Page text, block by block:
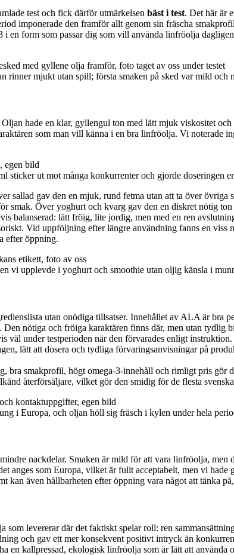
test och fick därför utmärkelsen bäst i test. Det här är
imponerade den framför allt genom sin fräscha
en form som passar dig som vill använda linfröolja
mjukt utan spill; första smaken på sked var mild och
hade en klar, gyllengul ton med lätt mjuk viskositet
som man vill känna i en bra linfröolja. Vi noterade
sticker ut mot många konkurrenter och gjorde doseringen
sallad gav den en mjuk, rund fetma utan att ta över övriga
smak. Över yoghurt och kvarg gav den en diskret nötig
balanserad: lätt fröig, lite jordig, men med en ren
Vid uppföljning efter längre användning fanns en viss
efter öppning.
vi upplevde i yoghurt och smoothie utan oljig känsla i
utan onödiga tillsatser. Innehållet av ALA är bra
nötiga och fröiga karaktären finns där, men utan tydlig
väl under testperioden när den förvarades enligt
lätt att dosera och tydliga förvaringsanvisningar på
smakprofil, högt omega-3-innehåll och rimligt pris gör
återförsäljare, vilket gör den smidig för de flesta
i Europa, och oljan höll sig fräsch i kylen under hela
nackdelar. Smaken är mild för att vara linfröolja, men
anges som Europa, vilket är fullt acceptabelt, men vi
även hållbarheten efter öppning vara något att tänka
levererar där det faktiskt spelar roll: ren
och gav ett mer konsekvent positivt intryck än
en kallpressad, ekologisk linfröolja som är lätt att använda